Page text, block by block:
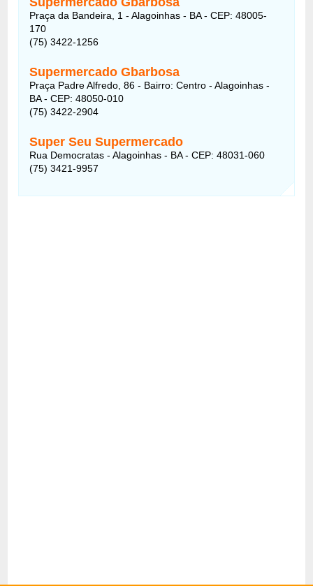
Praça da Bandeira, 1 - Alagoinhas - BA - CEP: 48005-
170
(75) 3422-1256
Supermercado Gbarbosa
Praça Padre Alfredo, 86 - Bairro: Centro - Alagoinhas -
BA - CEP: 48050-010
(75) 3422-2904
Super Seu Supermercado
Rua Democratas - Alagoinhas - BA - CEP: 48031-060
(75) 3421-9957